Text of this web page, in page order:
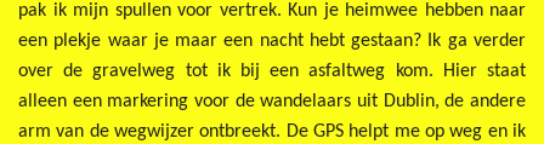
pak ik mijn spullen voor vertrek. Kun je heimwee hebben naar
een plekje waar je maar een nacht hebt gestaan? Ik ga verder
over de gravelweg tot ik bij een asfaltweg kom. Hier staat
alleen een markering voor de wandelaars uit Dublin, de andere
arm van de wegwijzer ontbreekt. De GPS helpt me op weg en ik